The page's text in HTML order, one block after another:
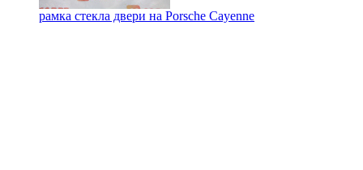
рамка стекла двери на Porsche Cayenne